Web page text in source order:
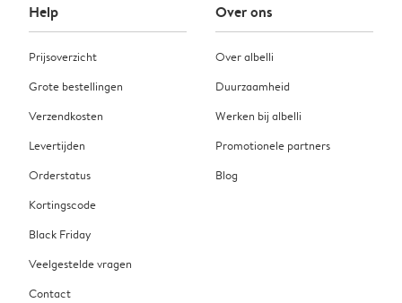
Help
Prijsoverzicht
Grote bestellingen
Verzendkosten
Levertijden
Orderstatus
Kortingscode
Black Friday
Veelgestelde vragen
Contact
Over ons
Over albelli
Duurzaamheid
Werken bij albelli
Promotionele partners
Blog